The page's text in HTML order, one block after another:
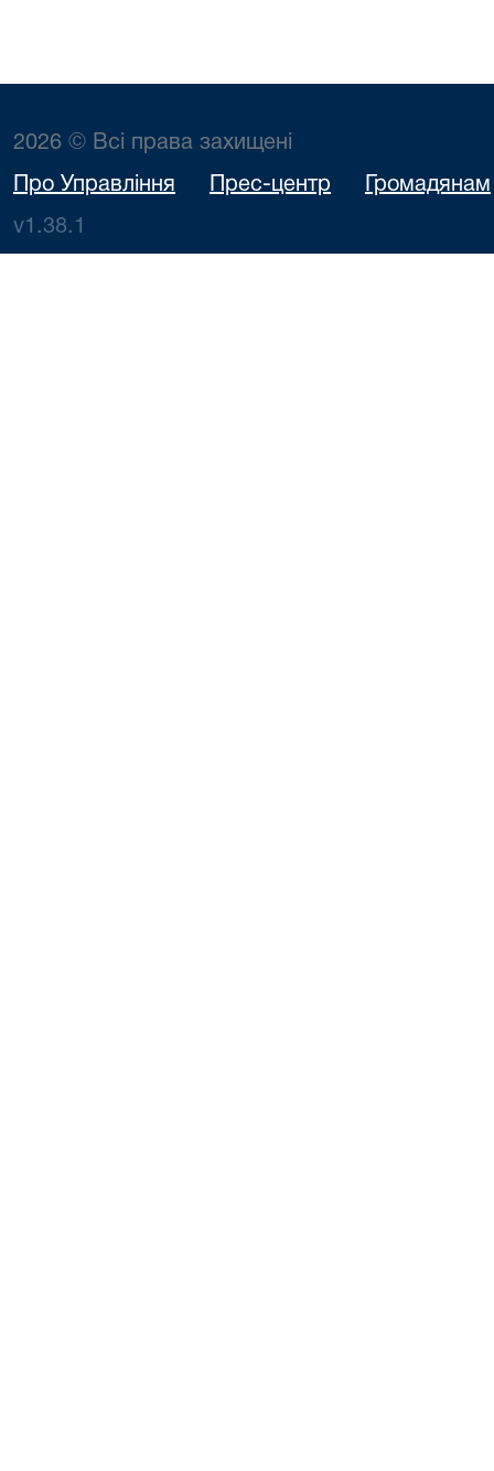
2026 © Всі права захищені
Про Управління Прес-центр Громадянам
v1.38.1